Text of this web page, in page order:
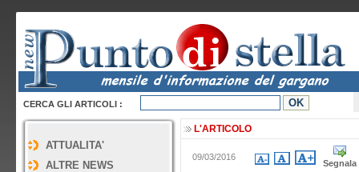
CERCA GLI ARTICOLI :
ATTUALITA'
ALTRE NEWS
L'ARTICOLO
09/03/2016
Segnala